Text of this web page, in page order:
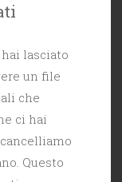
lasciato
un file
che
ci hai
Questo